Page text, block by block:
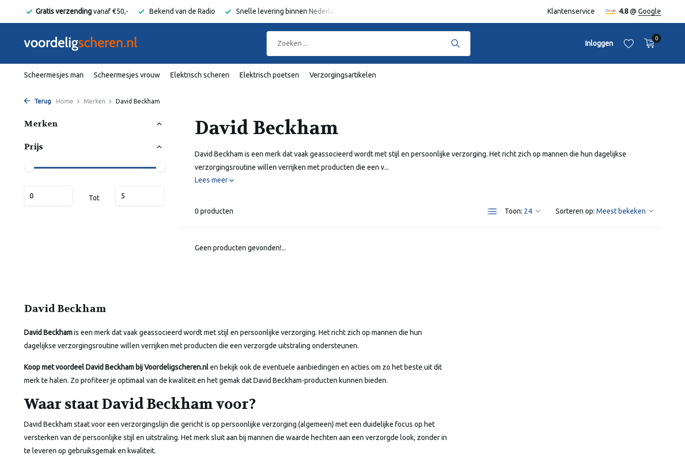
Gratis verzendingvanaf €50,- Bekend van de Radio Snelle levering binnen Nederland en België Klantenservice 4.8@ Google
Inloggen
0
Scheermesjes man Scheermesjes vrouw Elektrisch scheren Elektrisch poetsen Verzorgingsartikelen
Terug Home Merken David Beckham
Merken
Prijs
Tot
David Beckham
David Beckham is een merk dat vaak geassocieerd wordt met stijl en persoonlijke verzorging. Het richt zich op mannen die hun dagelijkse
verzorgingsroutine willen verrijken met producten die een v...
Lees meer
0 producten Toon: Sorteren op:
Geen producten gevonden!...
David Beckham
David Beckhamis een merk dat vaak geassocieerd wordt met stijl en persoonlijke verzorging. Het richt zich op mannen die hun
dagelijkse verzorgingsroutine willen verrijken met producten die een verzorgde uitstraling ondersteunen.
Koop met voordeel David Beckham bij Voordeligscheren.nlen bekijk ook de eventuele aanbiedingen en acties om zo het beste uit dit
merk te halen. Zo profiteer je optimaal van de kwaliteit en het gemak dat David Beckham-producten kunnen bieden.
Waar staat David Beckham voor?
David Beckham staat voor een verzorgingslijn die gericht is op persoonlijke verzorging (algemeen) met een duidelijke focus op het
versterken van de persoonlijke stijl en uitstraling. Het merk sluit aan bij mannen die waarde hechten aan een verzorgde look, zonder in
te leveren op gebruiksgemak en kwaliteit.